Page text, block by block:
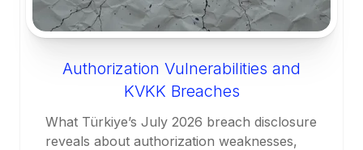
Authorization Vulnerabilities and
KVKK Breaches
What Türkiye’s July 2026 breach disclosure
reveals about authorization weaknesses,